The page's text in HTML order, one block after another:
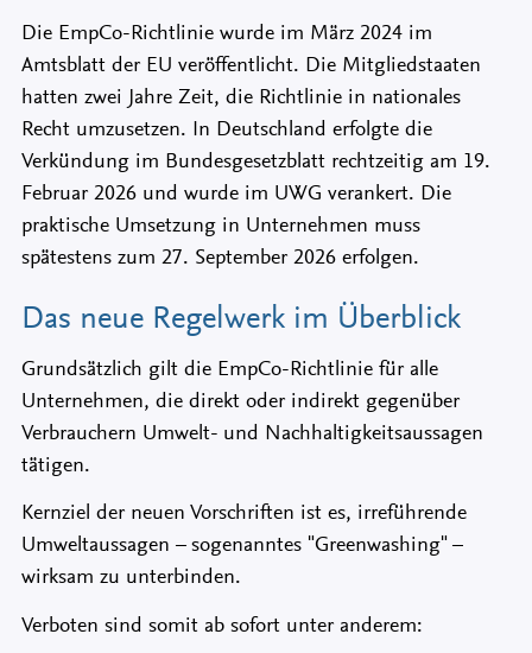
Die EmpCo-Richtlinie wurde im März 2024 im
Amtsblatt der EU veröffentlicht. Die Mitgliedstaaten
hatten zwei Jahre Zeit, die Richtlinie in nationales
Recht umzusetzen. In Deutschland erfolgte die
Verkündung im Bundesgesetzblatt rechtzeitig am 19.
Februar 2026 und wurde im UWG verankert. Die
praktische Umsetzung in Unternehmen muss
spätestens zum 27. September 2026 erfolgen.
Das neue Regelwerk im Überblick
Grundsätzlich gilt die EmpCo-Richtlinie für alle
Unternehmen, die direkt oder indirekt gegenüber
Verbrauchern Umwelt- und Nachhaltigkeitsaussagen
tätigen.
Kernziel der neuen Vorschriften ist es, irreführende
Umweltaussagen – sogenanntes "Greenwashing" –
wirksam zu unterbinden.
Verboten sind somit ab sofort unter anderem: